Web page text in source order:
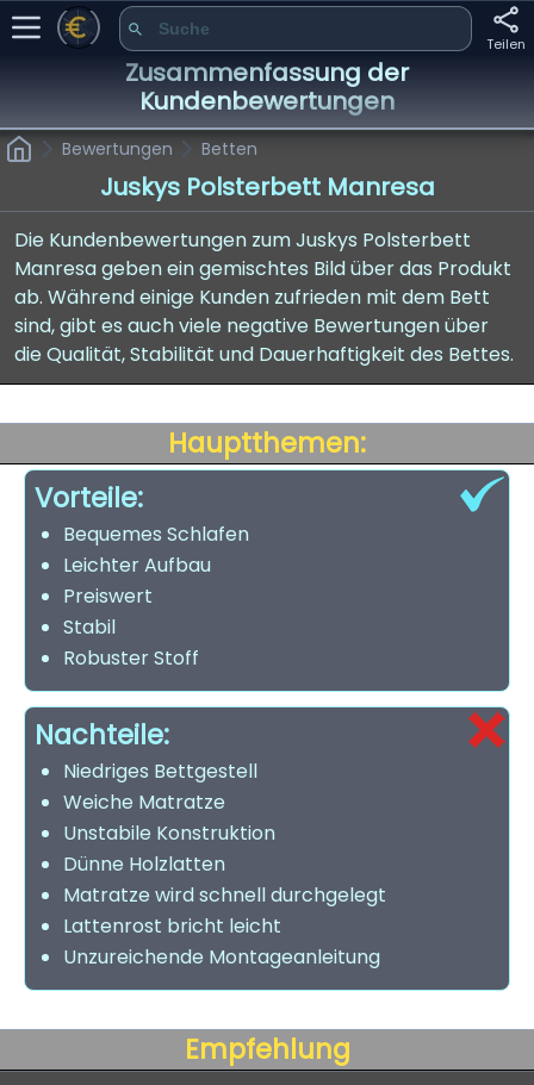
Teilen
Zusammenfassung der
Kundenbewertungen
Bewertungen Betten
Juskys Polsterbett Manresa
Die Kundenbewertungen zum Juskys Polsterbett
Manresa geben ein gemischtes Bild über das Produkt
ab. Während einige Kunden zufrieden mit dem Bett
sind, gibt es auch viele negative Bewertungen über
die Qualität, Stabilität und Dauerhaftigkeit des Bettes.
Hauptthemen:
Vorteile:
Bequemes Schlafen
Leichter Aufbau
Preiswert
Stabil
Robuster Stoff
Nachteile:
Niedriges Bettgestell
Weiche Matratze
Unstabile Konstruktion
Dünne Holzlatten
Matratze wird schnell durchgelegt
Lattenrost bricht leicht
Unzureichende Montageanleitung
Empfehlung